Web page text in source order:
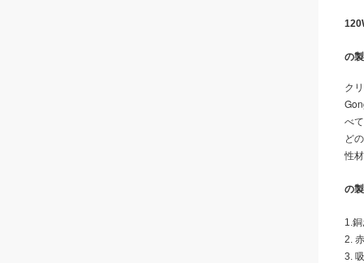
の
ク
べ
ど
性
の
1.
2.
3.